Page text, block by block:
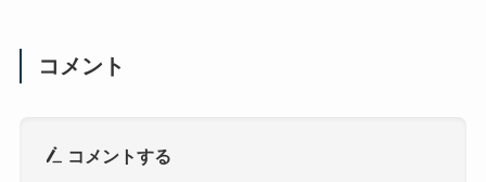
コメント
コメントする